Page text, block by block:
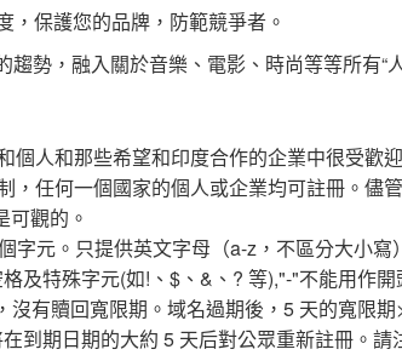
，保護您的品牌，防範競爭者。
勢，融入關於音樂、電影、時尚等等所有“
個人和那些希望和印度合作的企業中很受歡
，任何一個國家的個人或企業均可註冊。儘
可觀的。
字元。只提供英文字母（a-z，不區分大小
及特殊字元(如!、$、&、? 等),"-"不能用作開
沒有贖回寬限期。域名過期後，5 天的寬限
到期日期的大約 5 天后對公眾重新註冊。